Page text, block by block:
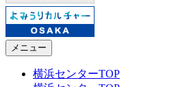
メニュー
横浜センターTOP